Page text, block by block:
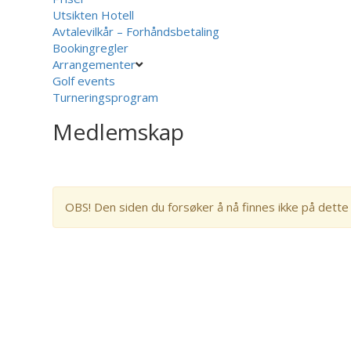
Utsikten Hotell
Avtalevilkår – Forhåndsbetaling
Bookingregler
Arrangementer
Golf events
Turneringsprogram
Medlemskap
OBS! Den siden du forsøker å nå finnes ikke på